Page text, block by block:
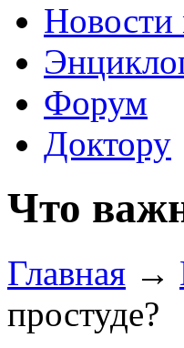
Форум
Доктору
Что
Главная →
простуде?